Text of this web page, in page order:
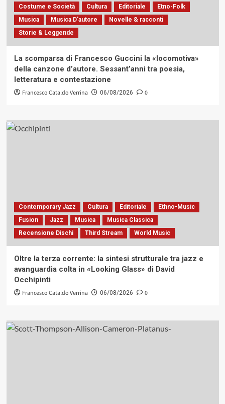
Costume e Società Cultura Editoriale
Etno-Folk
Musica
Musica D'autore
Novelle & racconti
Storie & Leggende
La scomparsa di Francesco Guccini la «locomotiva»
della canzone d’autore. Sessant’anni tra poesia,
letteratura e contestazione
Francesco Cataldo Verrina 06/08/2026 0
Contemporary Jazz Cultura Editoriale
Ethno-Music
Fusion
Jazz Musica
Musica Classica
Recensione Dischi
Third Stream World Music
Oltre la terza corrente: la sintesi strutturale tra jazz e
avanguardia colta in «Looking Glass» di David
Occhipinti
Francesco Cataldo Verrina 06/08/2026 0